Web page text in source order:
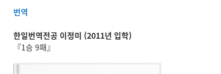
번역
한일번역전공 이정미 (2011년 입학)
『1승 9패』